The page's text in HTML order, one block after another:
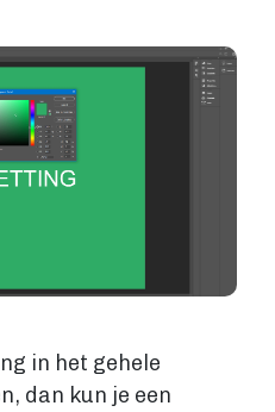
in het gehele
dan kun je een